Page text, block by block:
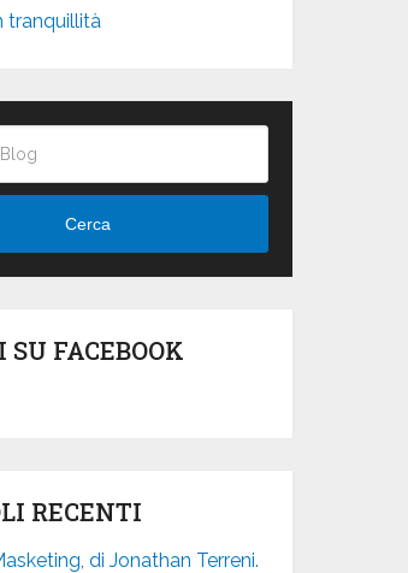
tranquillità
Cerca
SU FACEBOOK
RECENTI
di Jonathan Terreni.